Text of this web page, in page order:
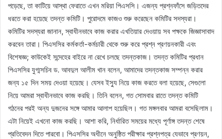
পড়েছে, তা কাটিয়ে আস্থা ফেরাতে এখন মরিয়া পিএসসি। এজন্য প্রশ্নফাঁসে জড়িতদের
ধরতে করা হয়েছে তদন্ত কমিটি। পুরোদমে কাজও শুরু করেছেন কমিটির সদস্যরা।
কমিটির সদস্যরা জানান, স্বাধীনভাবে কাজ করার এখতিয়ার দেওয়ায় সব পক্ষকে জিজ্ঞাসাবাদ
করবেন তারা। পিএসসির কর্মকর্তা-কর্মচারী থেকে শুরু করে প্রশ্ন প্রণয়নকারী এবং
বিশেষজ্ঞ; কাউকেই সন্দেহের বাইরে না রেখে চলছে তদন্তকাজ। তদন্ত কমিটির প্রধান
পিএসসির যুগ্মসচিব ড. আবদুল আলীম খান বলেন, আমাদের তদন্তকাজ সম্পন্ন করার
জন্য ১৫ দিন সময় দেওয়া হয়েছে। যেসব ইস্যু নিয়ে কাজ করতে বলা হয়েছে, সেগুলো
নিয়ে আমরা স্বাধীনভাবে কাজ করছি। তিনি বলেন, গত সোমবার রাতে তদন্ত কমিটি
গঠনের পরই অন্য দুজনের সঙ্গে আমার আলাপ হয়েছিল। গত মঙ্গলবার আমরা বসেছিলাম।
এটা নিয়েই এখনো কাজ করছি। আশা করি, নির্ধারিত সময়ের মধ্যে পূর্ণাঙ্গ তদন্ত শেষে
প্রতিবেদন দিতে পারবো। পিএসসির অধীনে অনুষ্ঠিত পরীক্ষার প্রশ্নপত্র যেভাবে প্রণয়ন,